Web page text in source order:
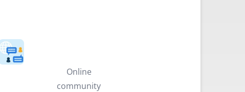
Online
community